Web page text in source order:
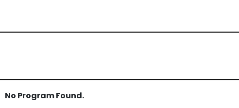
No Program Found.